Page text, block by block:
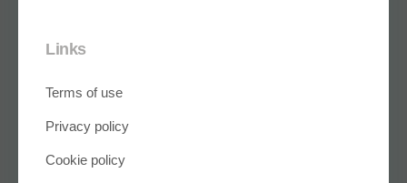
Links
Terms of use
Privacy policy
Cookie policy